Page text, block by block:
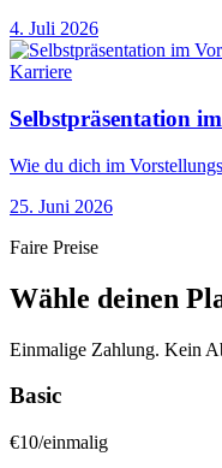
4. Juli 2026
Karriere
Selbstpräsentation
Wie du dich im
25. Juni 2026
Faire Preise
Wähle deinen
Einmalige Zahlung. Kein
Basic
€10/einmalig